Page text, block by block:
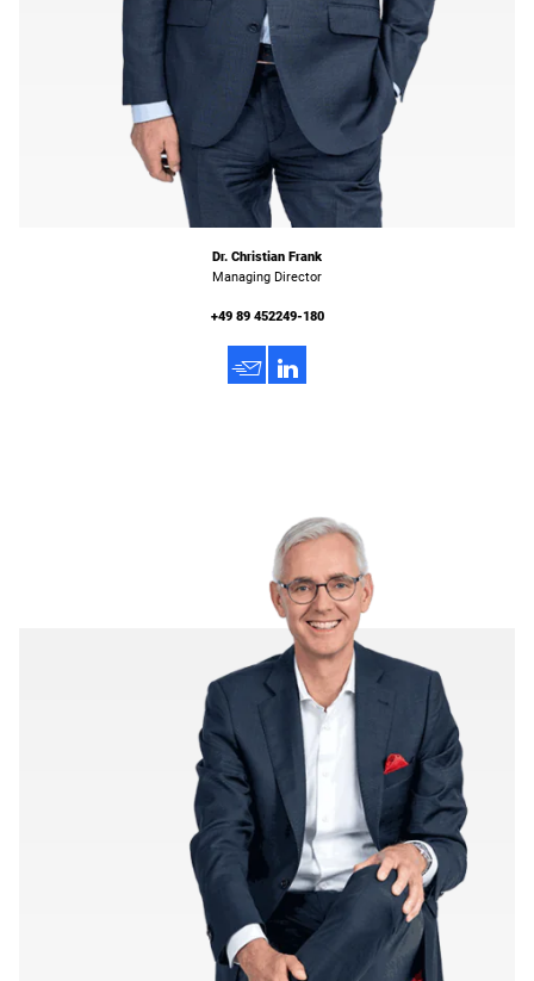
Dr. Christian Frank
Managing Director
+49 89 452249-180
h 3